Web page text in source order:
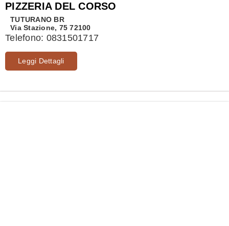
PIZZERIA DEL CORSO
TUTURANO BR
Via Stazione, 75 72100
Telefono: 0831501717
Leggi Dettagli